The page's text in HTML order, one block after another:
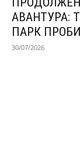
АВАНТУРА:
ПАРК
30/07/2026